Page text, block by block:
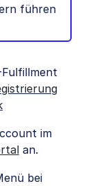
führen
im
an.
bei